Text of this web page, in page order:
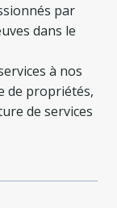
par
dans le
à nos
de propriétés,
de services